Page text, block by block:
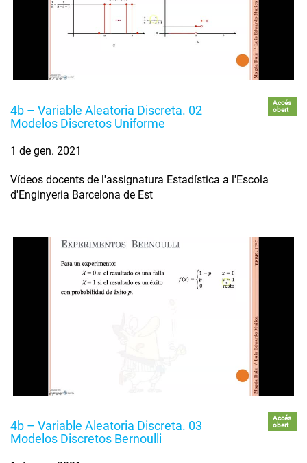
4b – Variable Aleatoria Discreta. 02
Modelos Discretos Uniforme
Accés
obert
1 de gen. 2021
Vídeos docents de l'assignatura Estadística a l'Escola
d'Enginyeria Barcelona de Est
4b – Variable Aleatoria Discreta. 03
Modelos Discretos Bernoulli
Accés
obert